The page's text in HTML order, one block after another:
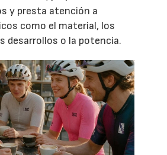
y presta atención a
como el material, los
desarrollos o la potencia.